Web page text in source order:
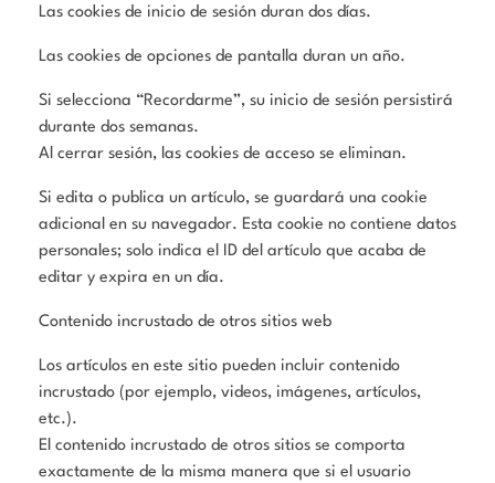
Las cookies de inicio de sesión duran dos días.
Las cookies de opciones de pantalla duran un año.
Si selecciona “Recordarme”, su inicio de sesión persistirá
durante dos semanas.
Al cerrar sesión, las cookies de acceso se eliminan.
Si edita o publica un artículo, se guardará una cookie
adicional en su navegador. Esta cookie no contiene datos
personales; solo indica el ID del artículo que acaba de
editar y expira en un día.
Contenido incrustado de otros sitios web
Los artículos en este sitio pueden incluir contenido
incrustado (por ejemplo, videos, imágenes, artículos,
etc.).
El contenido incrustado de otros sitios se comporta
exactamente de la misma manera que si el usuario